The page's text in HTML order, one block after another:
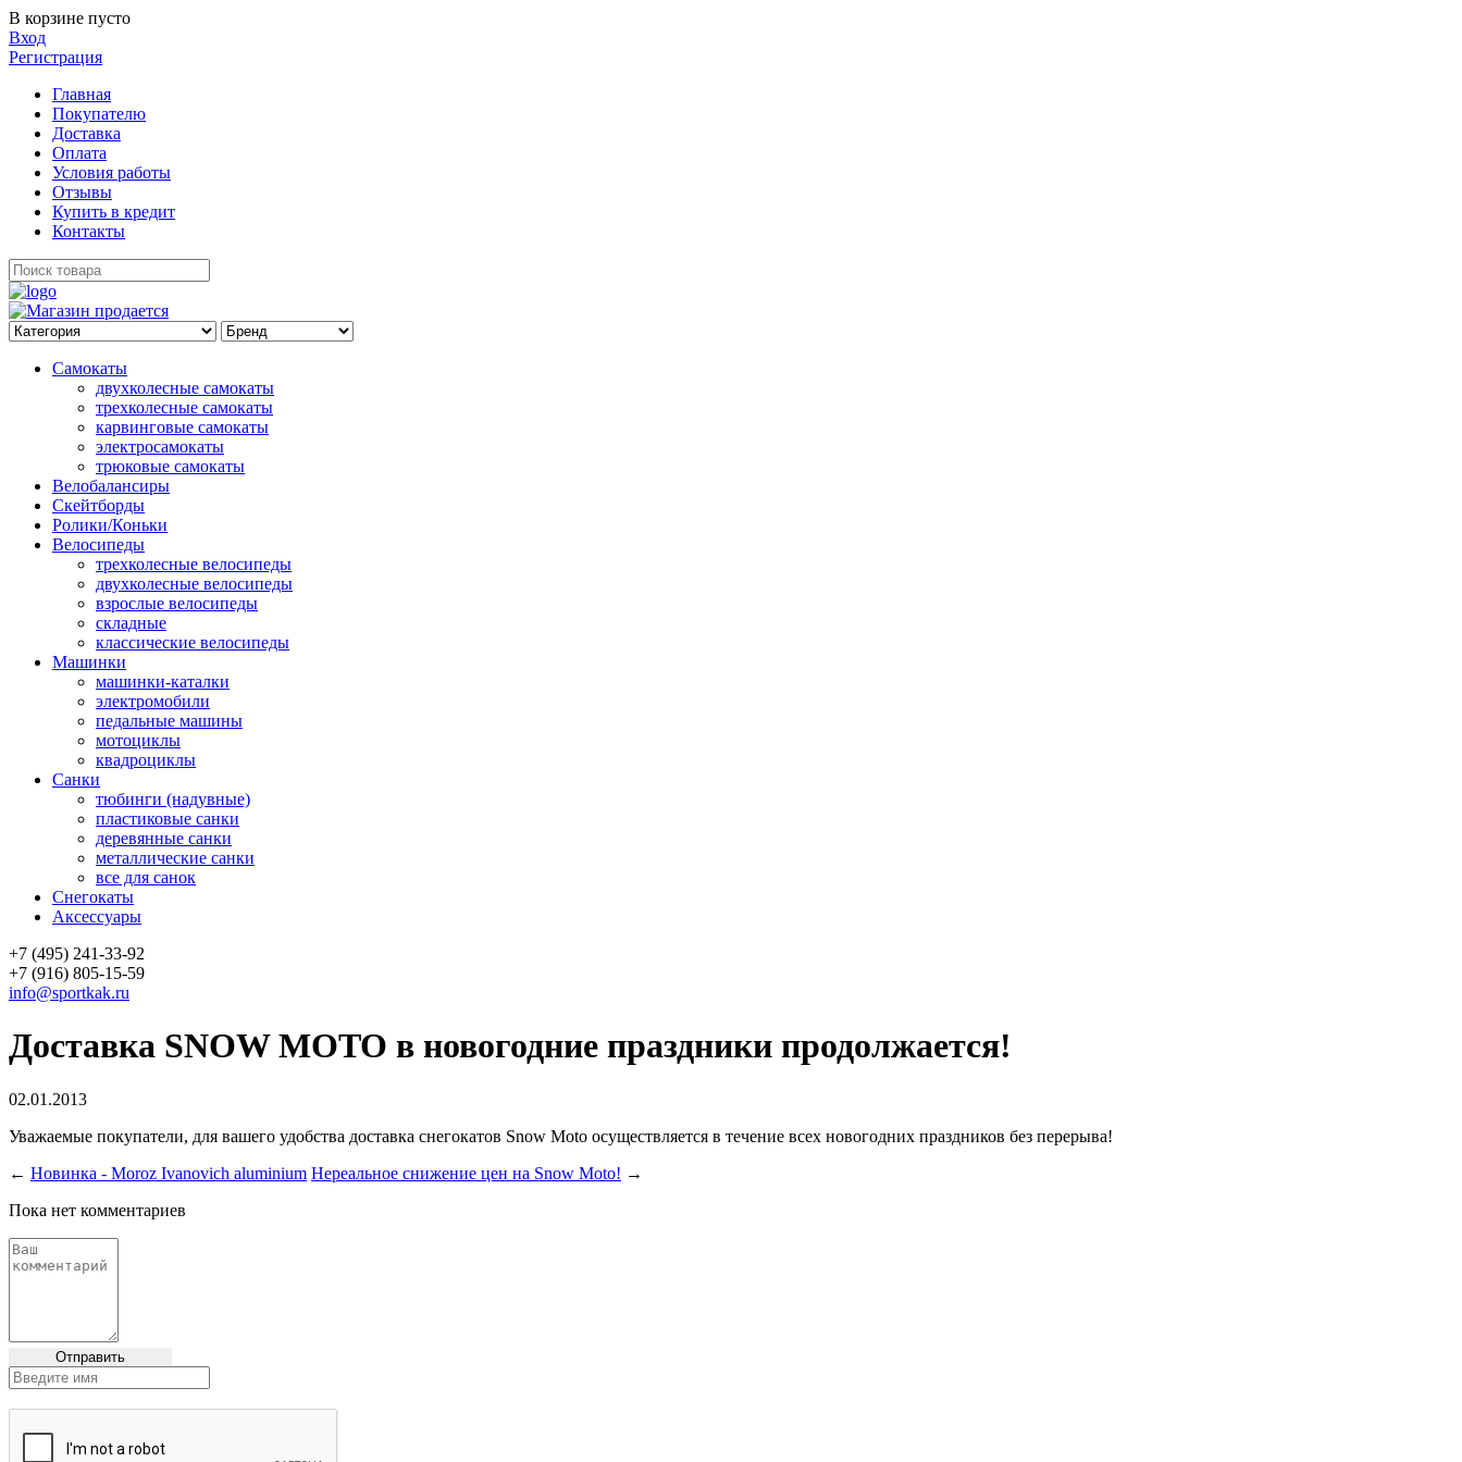
В корзине пусто
Вход
Регистрация
Главная
Покупателю
Доставка
Оплата
Условия работы
Отзывы
Купить в кредит
Контакты
Самокаты
двухколесные самокаты
трехколесные самокаты
карвинговые самокаты
электросамокаты
трюковые самокаты
Велобалансиры
Скейтборды
Ролики/Коньки
Велосипеды
трехколесные велосипеды
двухколесные велосипеды
взрослые велосипеды
складные
классические велосипеды
Машинки
машинки-каталки
электромобили
педальные машины
мотоциклы
квадроциклы
Санки
тюбинги (надувные)
пластиковые санки
деревянные санки
металлические санки
все для санок
Снегокаты
Аксессуары
+7 (495) 241-33-92
+7 (916) 805-15-59
info@sportkak.ru
Доставка SNOW MOTO в новогодние праздники продолжается!
02.01.2013
Уважаемые покупатели, для вашего удобства доставка снегокатов Snow Moto осуществляется в течение всех новогодних праздников без перерыва!
← Новинка - Moroz Ivanovich aluminium Нереальное снижение цен на Snow Moto! →
Пока нет комментариев